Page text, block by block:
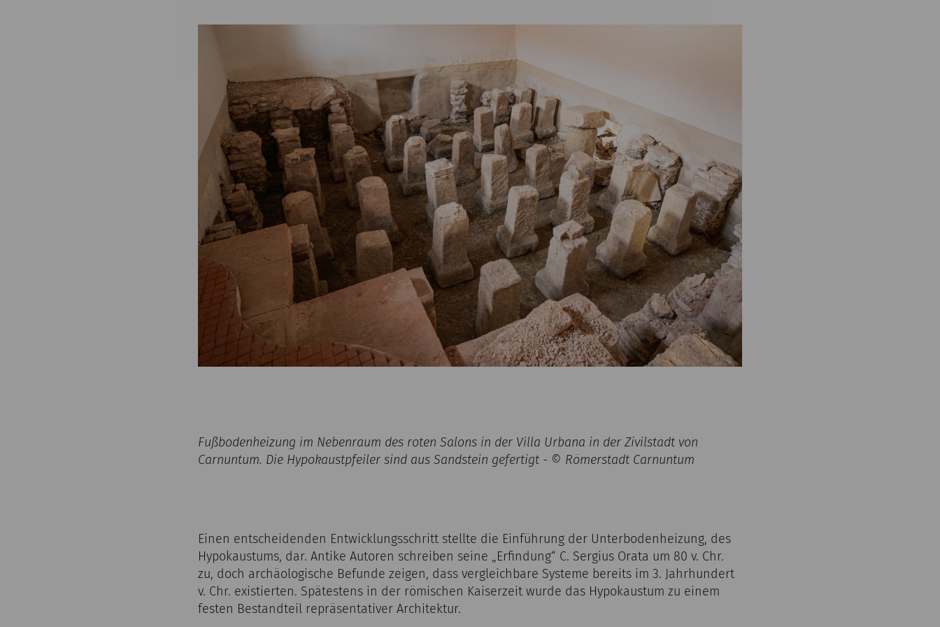
Fußbodenheizung im Nebenraum des roten Salons in der Villa Urbana in der Zivilstadt von
Carnuntum. Die Hypokaustpfeiler sind aus Sandstein gefertigt - © Römerstadt Carnuntum
Einen entscheidenden Entwicklungsschritt stellte die Einführung der Unterbodenheizung, des
Hypokaustums, dar. Antike Autoren schreiben seine „Erfindung“ C. Sergius Orata um 80 v. Chr.
zu, doch archäologische Befunde zeigen, dass vergleichbare Systeme bereits im 3. Jahrhundert
v. Chr. existierten. Spätestens in der römischen Kaiserzeit wurde das Hypokaustum zu einem
festen Bestandteil repräsentativer Architektur.